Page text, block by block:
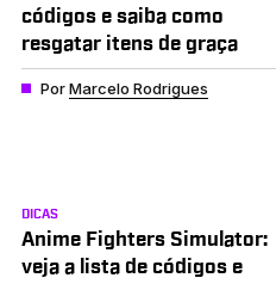
códigos e saiba como
resgatar itens de graça
PorMarcelo Rodrigues
DICAS
Anime Fighters Simulator:
veja a lista de códigos e